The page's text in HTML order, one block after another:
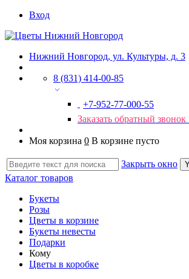
Вход
Нижний Новгород, ул. Культуры, д. 3
8 (831) 414-00-85
+7-952-77-000-55
Заказать обратный звонок
Моя корзина 0 В корзине пусто
Закрыть окно
Каталог товаров
Букеты
Розы
Цветы в корзине
Букеты невесты
Подарки
Кому
Цветы в коробке